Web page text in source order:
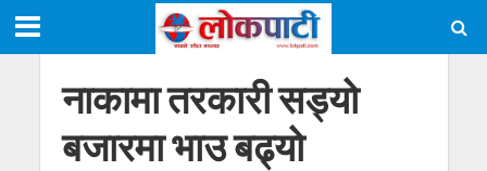
नाकामा तरकारी सड्यो
बजारमा भाउ बढ्यो